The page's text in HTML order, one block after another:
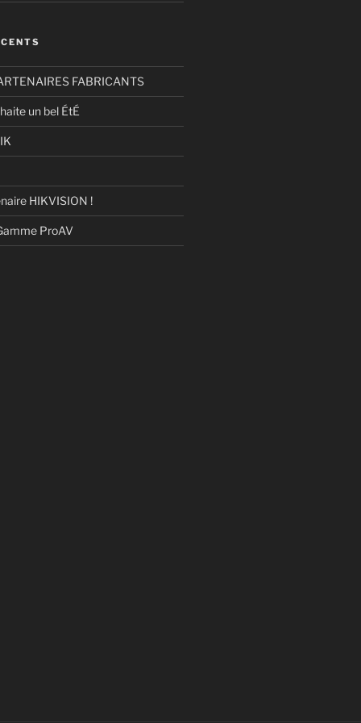
FABRICANTS
un bel ÉtÉ
HIKVISION !
ProAV